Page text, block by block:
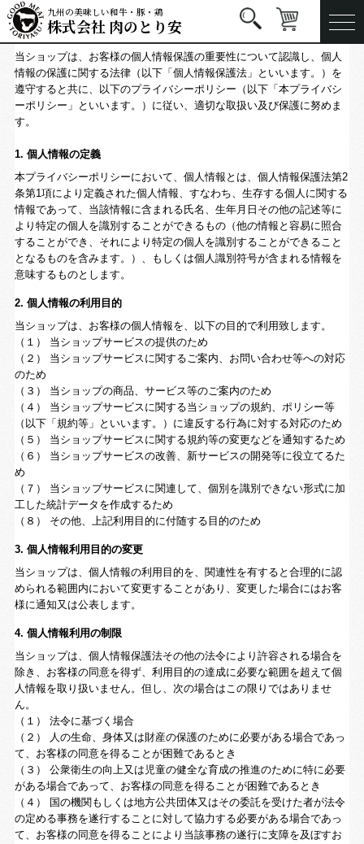
九州の美味しい和牛・豚・鶏
株式会社 肉のとり安
プライバシーポリシー
当ショップは、お客様の個人情報保護の重要性について認識し、個人
情報の保護に関する法律（以下「個人情報保護法」といいます。）を
遵守すると共に、以下のプライバシーポリシー（以下「本プライバシ
ーポリシー」といいます。）に従い、適切な取扱い及び保護に努めま
す。
1. 個人情報の定義
本プライバシーポリシーにおいて、個人情報とは、個人情報保護法第2
条第1項により定義された個人情報、すなわち、生存する個人に関する
情報であって、当該情報に含まれる氏名、生年月日その他の記述等に
より特定の個人を識別することができるもの（他の情報と容易に照合
することができ、それにより特定の個人を識別することができること
となるものを含みます。）、もしくは個人識別符号が含まれる情報を
意味するものとします。
2. 個人情報の利用目的
当ショップは、お客様の個人情報を、以下の目的で利用致します。
（１） 当ショップサービスの提供のため
（２） 当ショップサービスに関するご案内、お問い合わせ等への対応
のため
（３） 当ショップの商品、サービス等のご案内のため
（４） 当ショップサービスに関する当ショップの規約、ポリシー等
（以下「規約等」といいます。）に違反する行為に対する対応のため
（５） 当ショップサービスに関する規約等の変更などを通知するため
（６） 当ショップサービスの改善、新サービスの開発等に役立てるた
め
（７） 当ショップサービスに関連して、個別を識別できない形式に加
工した統計データを作成するため
（８） その他、上記利用目的に付随する目的のため
3. 個人情報利用目的の変更
当ショップは、個人情報の利用目的を、関連性を有すると合理的に認
められる範囲内において変更することがあり、変更した場合にはお客
様に通知又は公表します。
4. 個人情報利用の制限
当ショップは、個人情報保護法その他の法令により許容される場合を
除き、お客様の同意を得ず、利用目的の達成に必要な範囲を超えて個
人情報を取り扱いません。但し、次の場合はこの限りではありませ
ん。
（１） 法令に基づく場合
（２） 人の生命、身体又は財産の保護のために必要がある場合であっ
て、お客様の同意を得ることが困難であるとき
（３） 公衆衛生の向上又は児童の健全な育成の推進のために特に必要
がある場合であって、お客様の同意を得ることが困難であるとき
（４） 国の機関もしくは地方公共団体又はその委託を受けた者が法令
の定める事務を遂行することに対して協力する必要がある場合であっ
て、お客様の同意を得ることにより当該事務の遂行に支障を及ぼすお